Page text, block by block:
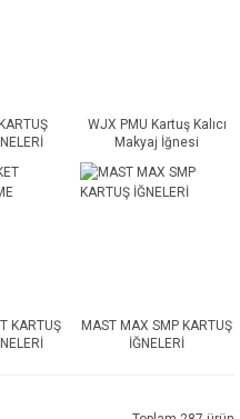
WJX PMU Kartuş Kalıcı
Makyaj İğnesi
KARTUŞ
MAST MAX SMP KARTUŞ
İĞNELERİ